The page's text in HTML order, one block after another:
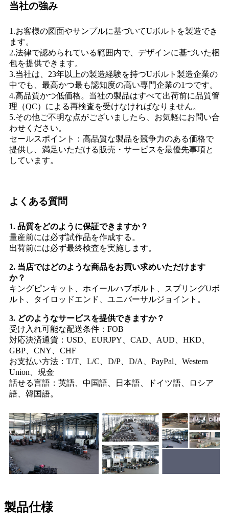
当社の強み
1.お客様の図面やサンプルに基づいてUボルトを製造でき
ます。
2.法律で認められている範囲内で、デザインに基づいた梱
包を提供できます。
3.当社は、23年以上の製造経験を持つUボルト製造企業の
中でも、最高かつ最も認知度の高い専門企業の1つです。
4.高品質かつ低価格。当社の製品はすべて出荷前に品質管
理（QC）による再検査を受けなければなりません。
5.その他ご不明な点がございましたら、お気軽にお問い合
わせください。
セールスポイント：高品質な製品を競争力のある価格で
提供し、満足いただける販売・サービスを最優先事項と
しています。
よくある質問
1. 品質をどのように保証できますか？
量産前には必ず試作品を作成する。
出荷前には必ず最終検査を実施します。
2. 当店ではどのような商品をお買い求めいただけます
か？
キングピンキット、ホイールハブボルト、スプリングUボ
ルト、タイロッドエンド、ユニバーサルジョイント。
3. どのようなサービスを提供できますか？
受け入れ可能な配送条件：FOB
対応決済通貨：USD、EURJPY、CAD、AUD、HKD、
GBP、CNY、CHF
お支払い方法：T/T、L/C、D/P、D/A、PayPal、Western
Union、現金
話せる言語：英語、中国語、日本語、ドイツ語、ロシア
語、韓国語。
製品仕様